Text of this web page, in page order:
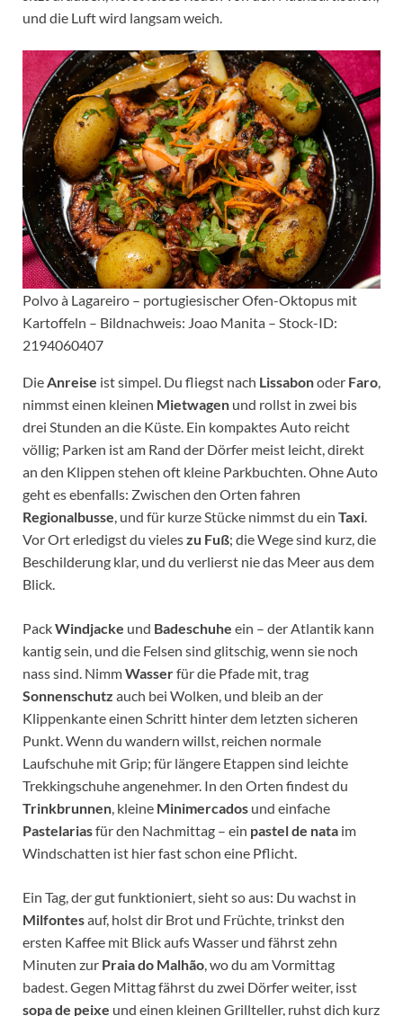
und die Luft wird langsam weich.
Polvo à Lagareiro – portugiesischer Ofen-Oktopus mit
Kartoffeln – Bildnachweis: Joao Manita – Stock-ID:
2194060407
DieAnreise ist simpel. Du fliegst nach Lissabonoder Faro,
nimmst einen kleinen Mietwagen und rollst in zwei bis
drei Stunden an die Küste. Ein kompaktes Auto reicht
völlig; Parken ist am Rand der Dörfer meist leicht, direkt
an den Klippen stehen oft kleine Parkbuchten. Ohne Auto
geht es ebenfalls: Zwischen den Orten fahren
Regionalbusse, und für kurze Stücke nimmst du ein Taxi.
Vor Ort erledigst du vieleszu Fuß; die Wege sind kurz, die
Beschilderung klar, und du verlierst nie das Meer aus dem
Blick.
PackWindjacke und Badeschuhe ein – der Atlantik kann
kantig sein, und die Felsen sind glitschig, wenn sie noch
nass sind. NimmWasserfür die Pfade mit, trag
Sonnenschutz auch bei Wolken, und bleib an der
Klippenkante einen Schritt hinter dem letzten sicheren
Punkt. Wenn du wandern willst, reichen normale
Laufschuhe mit Grip; für längere Etappen sind leichte
Trekkingschuhe angenehmer. In den Orten findest du
Trinkbrunnen, kleine Minimercados und einfache
Pastelariasfür den Nachmittag – ein pastel de nata im
Windschatten ist hier fast schon eine Pflicht.
Ein Tag, der gut funktioniert, sieht so aus: Du wachst in
Milfontesauf, holst dir Brot und Früchte, trinkst den
ersten Kaffee mit Blick aufs Wasser und fährst zehn
Minuten zur Praia do Malhão, wo du am Vormittag
badest. Gegen Mittag fährst du zwei Dörfer weiter, isst
sopa de peixe und einen kleinen Grillteller, ruhst dich kurz